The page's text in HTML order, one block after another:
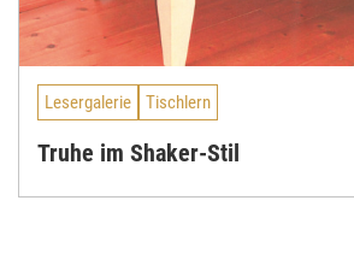
Lesergalerie Tischlern
Truhe im Shaker-Stil